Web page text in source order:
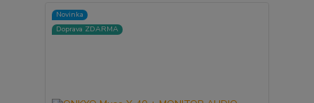
Novinka
Doprava ZDARMA